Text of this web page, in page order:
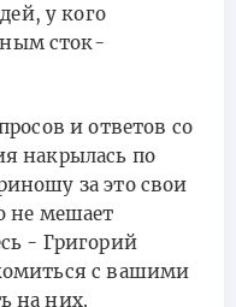
у кого
сток-
и ответов со
накрылась по
за это свои
не мешает
- Григорий
с вашими
на них.